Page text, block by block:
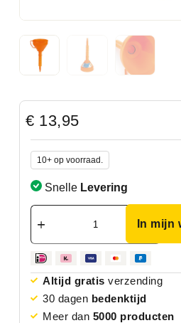
€ 13,95
10+ op voorraad.
Snelle Levering
In mijn
Altijd gratis verzending
30 dagen bedenktijd
Meer dan 5000 producten